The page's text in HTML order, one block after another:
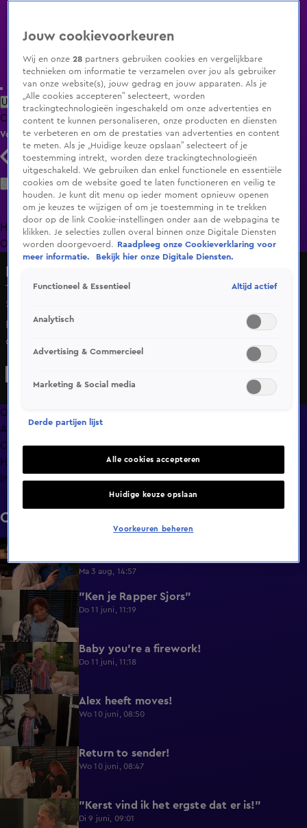
Uitzending Gemist Populaire programma's Zenders Genres
ClipsFilmsRadioSmart TV inlogShop
Volg KIJK
Zoeken
HomeUitzending Gemist Programma's De Bondgenoten
OranjezomerLivestreamsShop
Team friet of team patat?
2 juli 2025, 15:19
Femke en Ricky hebben een lastig dilemma in Lang Leve
de Liefde: Is het friet of patat?
Overzicht
Afleveringen
Clips
Hoe is het nu met?
Info
Clips
6:32
Ma 3 aug, 14:57
0:49 "Ken je Rapper Sjors"
Do 11 juni, 11:19
0:39 Baby you're a firework!
Do 11 juni, 11:18
0:43 Alex heeft moves!
Wo 10 juni, 08:50
0:36 Return to sender!
Wo 10 juni, 08:47
"Kerst vind ik het ergste dat er is!"
Di 9 juni, 09:01
Jouw cookievoorkeuren
Wij en onze28 partners gebruiken cookies en vergelijkbare
technieken om informatie te verzamelen over jou als gebruiker
van onze website(s), jouw gedrag en jouw apparaten. Als je
„Alle cookies accepteren” selecteert, worden
trackingtechnologieën ingeschakeld om onze advertenties en
content te kunnen personaliseren, onze producten en diensten
te verbeteren en om de prestaties van advertenties en content
te meten. Als je „Huidige keuze opslaan” selecteert of je
toestemming intrekt, worden deze trackingtechnologieën
uitgeschakeld. We gebruiken dan enkel functionele en essentiële
cookies om de website goed te laten functioneren en veilig te
houden. Je kunt dit menu op ieder moment opnieuw openen
om je keuzes te wijzigen of om je toestemming in te trekken
door op de link Cookie-instellingen onder aan de webpagina te
klikken. Je selecties zullen overal binnen onze Digitale Diensten
worden doorgevoerd.
Raadpleeg onze Cookieverklaring voor
meer informatie.
Bekijk hier onze Digitale Diensten.
Functioneel & Essentieel Altijd actief
Analytisch
Advertising & Commercieel
Marketing & Social media
Derde partijen lijst
Alle cookies accepteren
Huidige keuze opslaan
Voorkeuren beheren